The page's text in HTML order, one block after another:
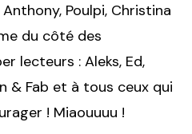
Poulpi, Christina
du côté des
lecteurs : Aleks, Ed,
& Fab et à tous ceux qui
! Miaouuuu !